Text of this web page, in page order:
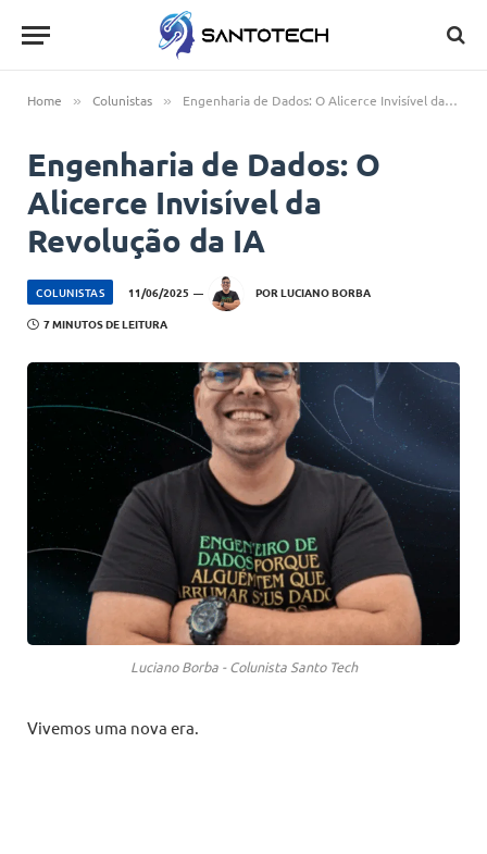
Home » Colunistas » Engenharia de Dados: O Alicerce Invisível da Revolução da IA
Engenharia de Dados: O
Alicerce Invisível da
Revolução da IA
COLUNISTAS 11/06/2025 POR LUCIANO BORBA
7 MINUTOS DE LEITURA
Luciano Borba - Colunista Santo Tech
Vivemos uma nova era.